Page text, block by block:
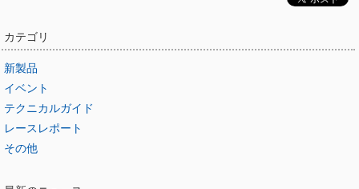
カテゴリ
新製品
イベント
テクニカルガイド
レースレポート
その他